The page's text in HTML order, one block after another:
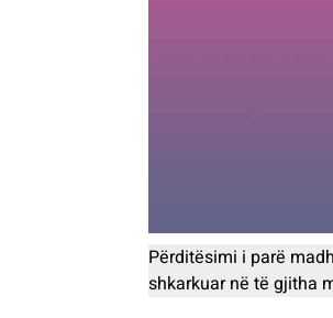
Përditësimi i parë
shkarkuar në të gjitha